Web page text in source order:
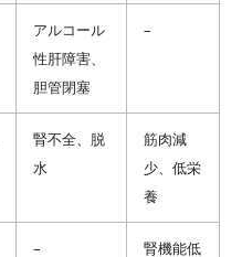
アルコール
性肝障害、
胆管閉塞
–
腎不全、脱
水
筋肉減
少、低栄
養
–
腎機能低